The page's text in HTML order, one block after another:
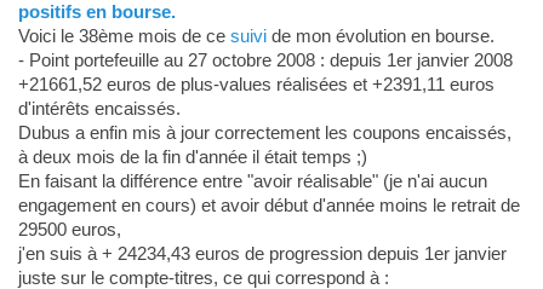
positifs en bourse.
Voici le 38ème mois de ce suivide mon évolution en bourse.
- Point portefeuille au 27 octobre 2008 : depuis 1er janvier 2008
+21661,52 euros de plus-values réalisées et +2391,11 euros
d'intérêts encaissés.
Dubus a enfin mis à jour correctement les coupons encaissés,
à deux mois de la fin d'année il était temps ;)
En faisant la différence entre "avoir réalisable" (je n'ai aucun
engagement en cours) et avoir début d'année moins le retrait de
29500 euros,
j'en suis à + 24234,43 euros de progression depuis 1er janvier
juste sur le compte-titres, ce qui correspond à :